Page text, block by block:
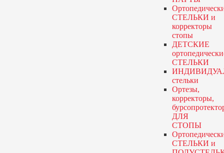
СТЕЛЬКИ и
корректоры
стопы
ДЕТСКИЕ
СТЕЛЬКИ
стельки
Ортезы,
корректоры,
ДЛЯ
СТОПЫ
СТЕЛЬКИ и